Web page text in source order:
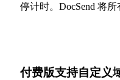
停计时。DocSend 将
付费版支持自定义